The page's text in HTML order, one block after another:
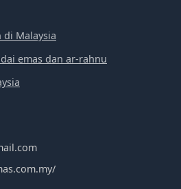
di Malaysia
emas dan ar-rahnu